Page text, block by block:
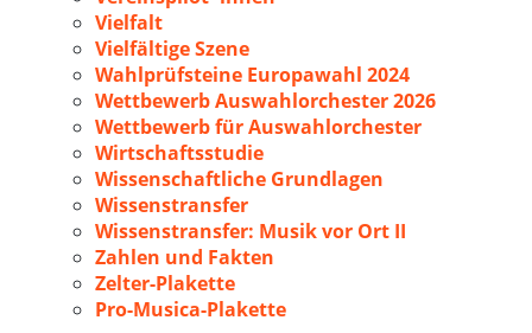
Vielfalt
Vielfältige Szene
Wahlprüfsteine Europawahl 2024
Wettbewerb Auswahlorchester 2026
Wettbewerb für Auswahlorchester
Wirtschaftsstudie
Wissenschaftliche Grundlagen
Wissenstransfer
Wissenstransfer: Musik vor Ort II
Zahlen und Fakten
Zelter-Plakette
Pro-Musica-Plakette